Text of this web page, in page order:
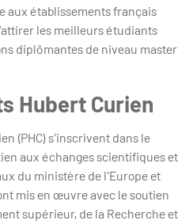
aux établissements français
les meilleurs étudiants
diplômantes de niveau master
Hubert Curien
(PHC) s'inscrivent dans le
aux échanges scientifiques et
du ministère de l'Europe et
mis en œuvre avec le soutien
supérieur, de la Recherche et